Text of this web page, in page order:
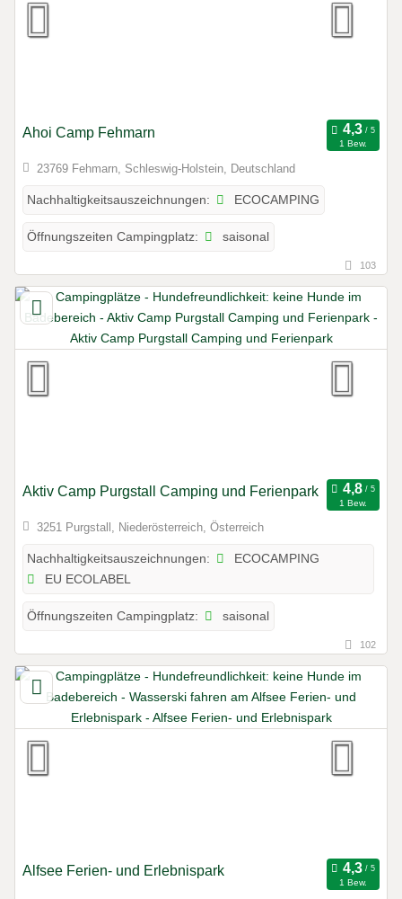
Ahoi Camp Fehmarn
1 Bew.
23769 Fehmarn, Schleswig-Holstein, Deutschland
Nachhaltigkeitsauszeichnungen: ECOCAMPING
Öffnungszeiten Campingplatz: saisonal
103
Aktiv Camp Purgstall Camping und Ferienpark
1 Bew.
3251 Purgstall, Niederösterreich, Österreich
Nachhaltigkeitsauszeichnungen:
ECOCAMPING
EU ECOLABEL
Öffnungszeiten Campingplatz: saisonal
102
Alfsee Ferien- und Erlebnispark
1 Bew.